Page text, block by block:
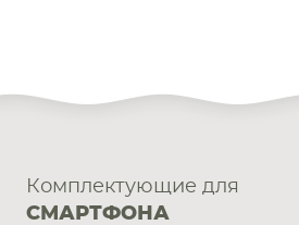
Комплектующие для
СМАРТФОНА